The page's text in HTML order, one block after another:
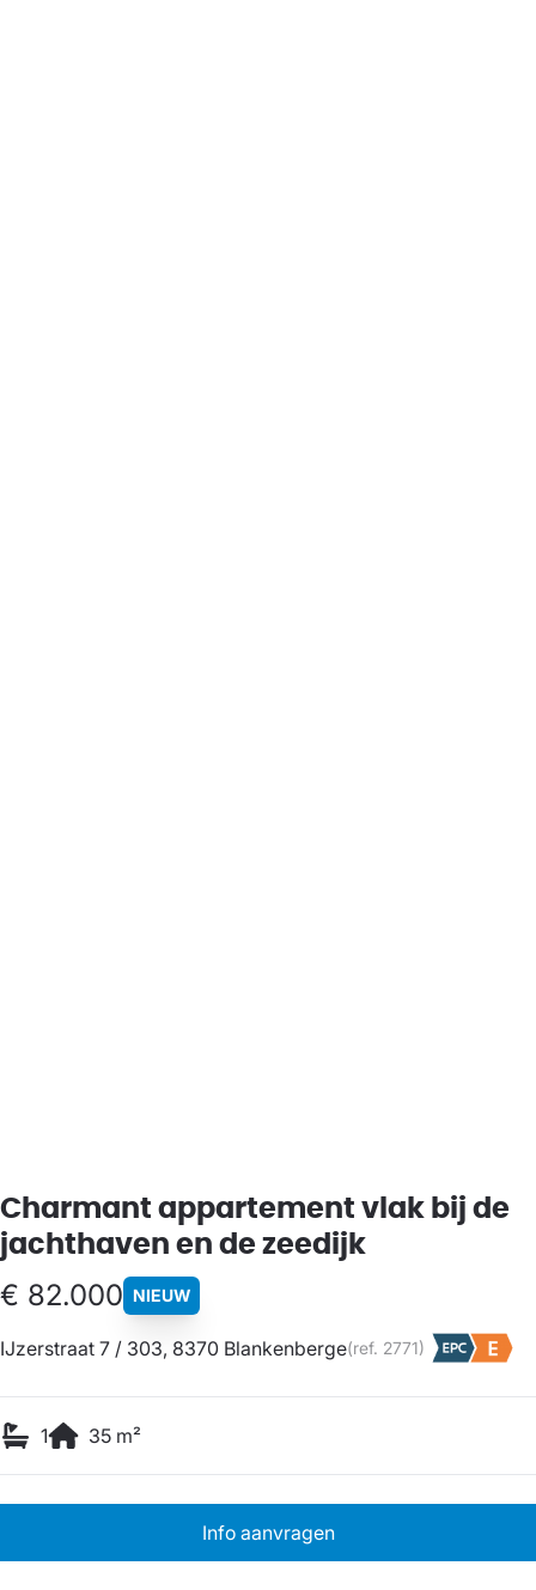
Charmant appartement vlak bij de
jachthaven en de zeedijk
€ 82.000 NIEUW
IJzerstraat 7 / 303, 8370 Blankenberge(ref. 2771)
1 35 m²
Info aanvragen